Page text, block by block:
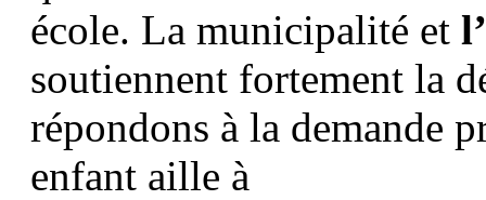
école. La municipalité et
soutiennent fortement la
répondons à la demande
enfant aille à